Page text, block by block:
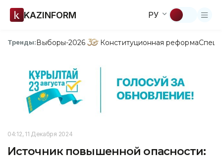
KAZINFORM РУ
Тренды:Выборы-2026 Конституционная реформа
04:12, 11 Декабря 2024
Источник повышенной опасности: